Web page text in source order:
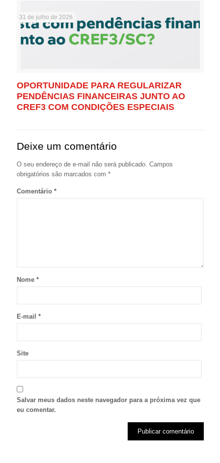
31 de julho de 2026
OPORTUNIDADE PARA REGULARIZAR
PENDÊNCIAS FINANCEIRAS JUNTO AO
CREF3 COM CONDIÇÕES ESPECIAIS
Deixe um comentário
O seu endereço de e-mail não será publicado. Campos
obrigatórios são marcados com *
Comentário *
Nome *
E-mail *
Site
Salvar meus dados neste navegador para a próxima vez que
eu comentar.